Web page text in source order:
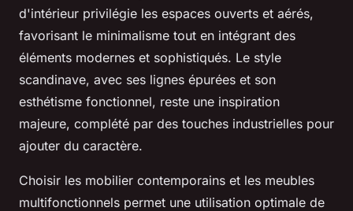
d'intérieur privilégie les espaces ouverts et aérés,
favorisant le minimalisme tout en intégrant des
éléments modernes et sophistiqués. Le style
scandinave, avec ses lignes épurées et son
esthétisme fonctionnel, reste une inspiration
majeure, complété par des touches industrielles pour
ajouter du caractère.
Choisir les mobilier contemporains et les meubles
multifonctionnels permet une utilisation optimale de